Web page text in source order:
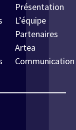
Présentation
L’équipe
Partenaires
Artea
Communication